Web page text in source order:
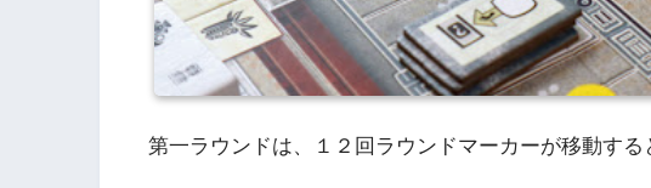
第一ラウンドは、１２回ラウンドマーカーが移動する